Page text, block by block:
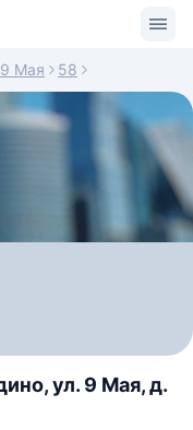
9 Мая 58
ул. 9 Мая, д.